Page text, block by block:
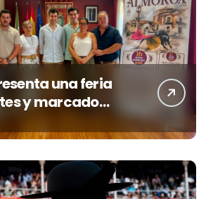
una feria
y marcado